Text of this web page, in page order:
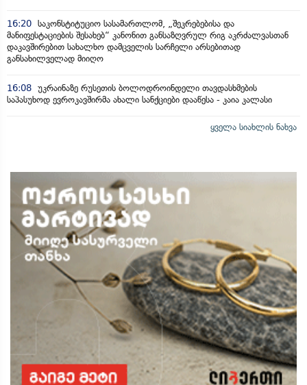
16:20 საკონსტიტუციო სასამართლომ, „შეკრებებისა და
მანიფესტაციების შესახებ“ კანონით განსაზღვრულ რიგ აკრძალვასთან
დაკავშირებით სახალხო დამცველის სარჩელი არსებითად
განსახილველად მიიღო
16:08 უკრაინაზე რუსეთის ბოლოდროინდელი თავდასხმების
საპასუხოდ ევროკავშირმა ახალი სანქციები დააწესა - კაია კალასი
ყველა სიახლის ნახვა